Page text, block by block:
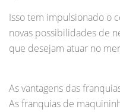
Isso tem impulsionado o
novas possibilidades de
que desejam atuar no
As vantagens das
As franquias de